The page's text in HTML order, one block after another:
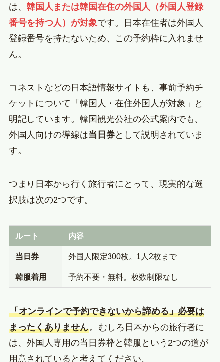
は、 韓国人または韓国在住の外国人（外国人登録
番号を持つ人）が対象です。日本在住者は外国人
登録番号を持たないため、この予約枠に入れませ
ん。
コネストなどの日本語情報サイトも、事前予約チ
ケットについて「韓国人・在住外国人が対象」と
明記しています。韓国観光公社の公式案内でも、
外国人向けの導線は当日券として説明されていま
す。
つまり日本から行く旅行者にとって、現実的な選
択肢は次の2つです。
ルート 内容
当日券 外国人限定300枚。1人2枚まで
韓服着用 予約不要・無料。枚数制限なし
「オンラインで予約できないから諦める」必要は
まったくありません。むしろ日本からの旅行者に
は、外国人専用の当日券枠と韓服という2つの道が
用意されていると考えてください。